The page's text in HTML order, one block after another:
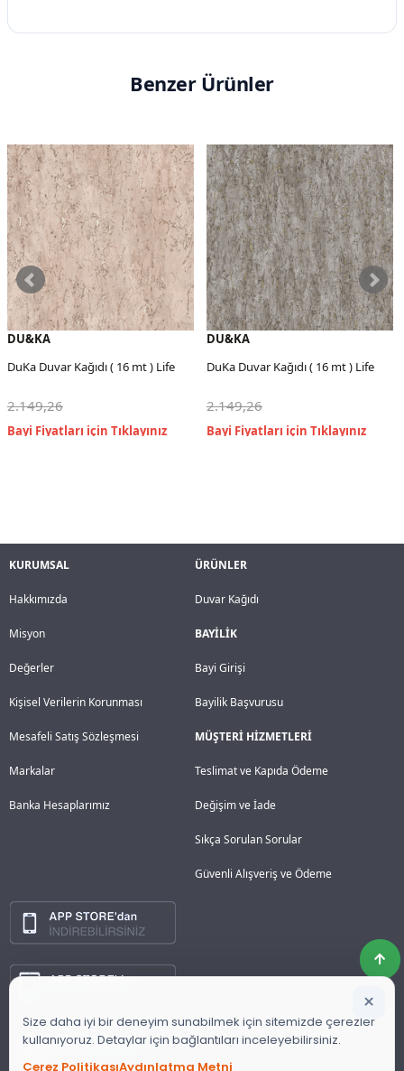
Benzer Ürünler
DU&KA
DuKa Duvar Kağıdı ( 16 mt ) Life
2.149,26
DU&KA
DuKa Duvar Kağıdı ( 16 mt ) Life
2.149,26
KURUMSAL
Hakkımızda
Misyon
Değerler
Kişisel Verilerin Korunması
Mesafeli Satış Sözleşmesi
Markalar
Banka Hesaplarımız
ÜRÜNLER
Duvar Kağıdı
BAYİLİK
Bayi Girişi
Bayilik Başvurusu
MÜŞTERİ HİZMETLERİ
Teslimat ve Kapıda Ödeme
Değişim ve İade
Sıkça Sorulan Sorular
Güvenli Alışveriş ve Ödeme
Size daha iyi bir deneyim sunabilmek için sitemizde çerezler
kullanıyoruz. Detaylar için bağlantıları inceleyebilirsiniz.
Çerez PolitikasıAydınlatma Metni
×